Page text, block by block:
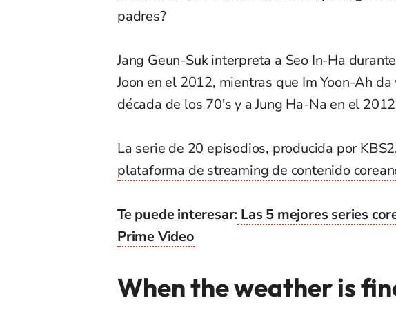
padres?
Jang Geun-Suk interpreta a Seo In-Ha
Joon en el 2012, mientras que Im Yoon-Ah
década de los 70′s y a Jung Ha-Na en el
La serie de 20 episodios, producida por
plataforma de streaming de contenido
Te puede interesar: Las 5 mejores series
Prime Video
When the weather is